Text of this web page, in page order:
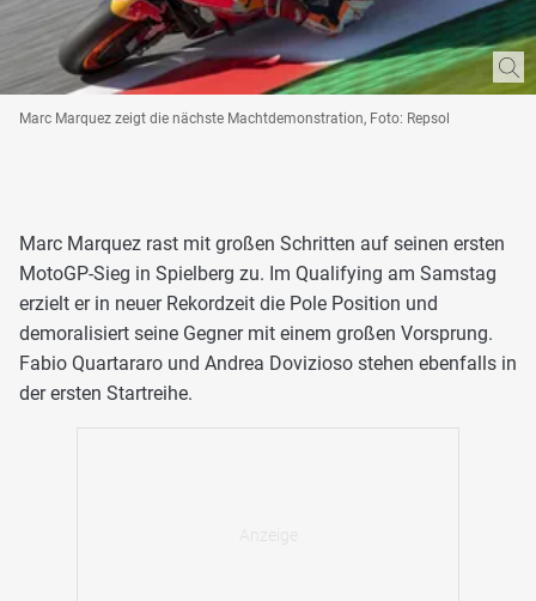
Marc Marquez zeigt die nächste Machtdemonstration, Foto: Repsol
Marc Marquez rast mit großen Schritten auf seinen ersten
MotoGP-Sieg in Spielberg zu. Im Qualifying am Samstag
erzielt er in neuer Rekordzeit die Pole Position und
demoralisiert seine Gegner mit einem großen Vorsprung.
Fabio Quartararo und Andrea Dovizioso stehen ebenfalls in
der ersten Startreihe.